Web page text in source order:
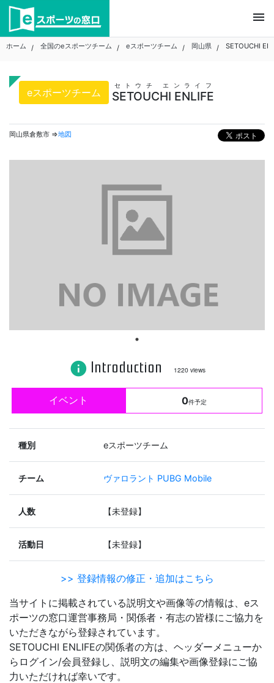
Skip
content
menu
ホーム 全国のeスポーツチーム eスポーツチーム 岡山県 SETOUCHI
eスポーツチーム SETOUCHI ENLIFE
セトウチ エンライフ
岡山県倉敷市 ⇒地図
info Introduction 1220 views
イベント 0件予定
種別 eスポーツチーム
チーム ヴァロラント PUBG Mobile
人数 【未登録】
活動日 【未登録】
>> 登録情報の修正・追加はこちら
当サイトに掲載されている説明文や画像等の情報は、eス
ポーツの窓口運営事務局・関係者・有志の皆様にご協力を
いただきながら登録されています。
SETOUCHI ENLIFEの関係者の方は、ヘッダーメニューか
らログイン/会員登録し、説明文の編集や画像登録にご協
力いただければ幸いです。